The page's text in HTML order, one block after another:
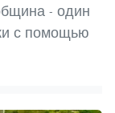
- один
с помощью